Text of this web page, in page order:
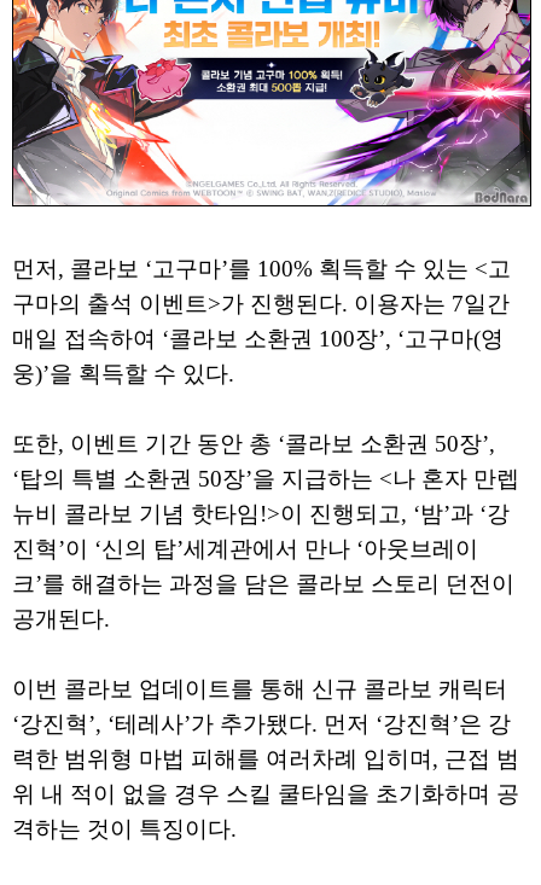
먼저, 콜라보 ‘고구마’를 100% 획득할 수 있는 <고
구마의 출석 이벤트>가 진행된다. 이용자는 7일간
매일 접속하여 ‘콜라보 소환권 100장’, ‘고구마(영
웅)’을 획득할 수 있다.
또한, 이벤트 기간 동안 총 ‘콜라보 소환권 50장’,
‘탑의 특별 소환권 50장’을 지급하는 <나 혼자 만렙
뉴비 콜라보 기념 핫타임!>이 진행되고, ‘밤’과 ‘강
진혁’이 ‘신의 탑’세계관에서 만나 ‘아웃브레이
크’를 해결하는 과정을 담은 콜라보 스토리 던전이
공개된다.
이번 콜라보 업데이트를 통해 신규 콜라보 캐릭터
‘강진혁’, ‘테레사’가 추가됐다. 먼저 ‘강진혁’은 강
력한 범위형 마법 피해를 여러차례 입히며, 근접 범
위 내 적이 없을 경우 스킬 쿨타임을 초기화하며 공
격하는 것이 특징이다.